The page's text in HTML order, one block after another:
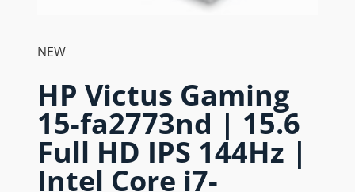
NEW
HP Victus Gaming
15-fa2773nd | 15.6
Full HD IPS 144Hz |
Intel Core i7-